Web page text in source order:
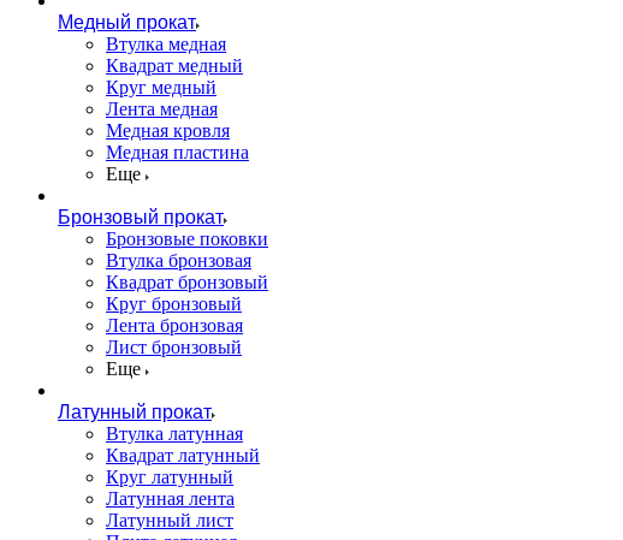
Медный прокат
Втулка медная
Квадрат медный
Круг медный
Лента медная
Медная кровля
Медная пластина
Еще
Бронзовый прокат
Бронзовые поковки
Втулка бронзовая
Квадрат бронзовый
Круг бронзовый
Лента бронзовая
Лист бронзовый
Еще
Латунный прокат
Втулка латунная
Квадрат латунный
Круг латунный
Латунная лента
Латунный лист